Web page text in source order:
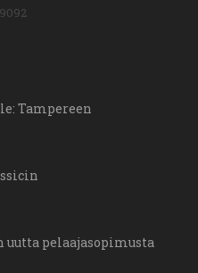
Tampereen
uutta pelaajasopimusta